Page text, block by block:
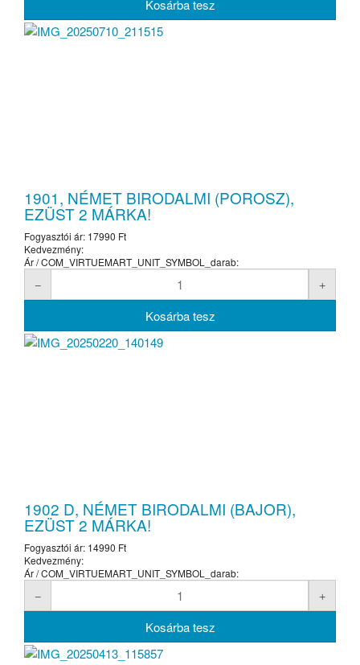
1901, NÉMET BIRODALMI (POROSZ),
EZÜST 2 MÁRKA!
Fogyasztói ár: 17990 Ft
Kedvezmény:
Ár / COM_VIRTUEMART_UNIT_SYMBOL_darab:
1902 D, NÉMET BIRODALMI (BAJOR),
EZÜST 2 MÁRKA!
Fogyasztói ár: 14990 Ft
Kedvezmény:
Ár / COM_VIRTUEMART_UNIT_SYMBOL_darab: